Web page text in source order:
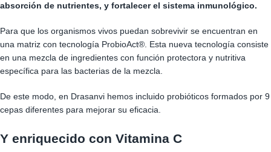
absorción de nutrientes, y fortalecer el sistema inmunológico.
Para que los organismos vivos puedan sobrevivir se encuentran en
una matriz con tecnología ProbioAct®. Esta nueva tecnología consiste
en una mezcla de ingredientes con función protectora y nutritiva
específica para las bacterias de la mezcla.
De este modo, en Drasanvi hemos incluido probióticos formados por 9
cepas diferentes para mejorar su eficacia.
Y enriquecido con Vitamina C